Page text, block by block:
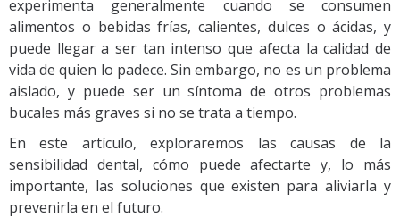
experimenta generalmente cuando se consumen
alimentos o bebidas frías, calientes, dulces o ácidas, y
puede llegar a ser tan intenso que afecta la calidad de
vida de quien lo padece. Sin embargo, no es un problema
aislado, y puede ser un síntoma de otros problemas
bucales más graves si no se trata a tiempo.
En este artículo, exploraremos las causas de la
sensibilidad dental, cómo puede afectarte y, lo más
importante, las soluciones que existen para aliviarla y
prevenirla en el futuro.